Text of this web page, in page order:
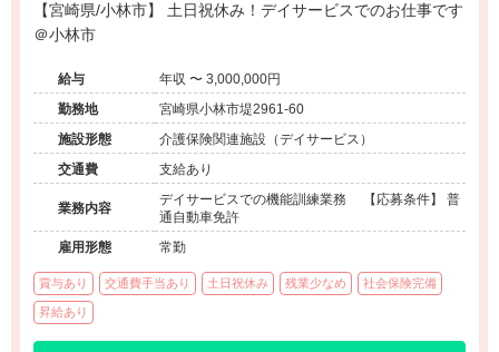
【宮崎県/小林市】 土日祝休み！デイサービスでのお仕事です
＠小林市
給与
年収 〜 3,000,000円
勤務地
宮崎県小林市堤2961-60
施設形態
介護保険関連施設（デイサービス）
交通費
支給あり
業務内容
デイサービスでの機能訓練業務 【応募条件】 普
通自動車免許
雇用形態
常勤
賞与あり 交通費手当あり 土日祝休み 残業少なめ 社会保険完備
昇給あり